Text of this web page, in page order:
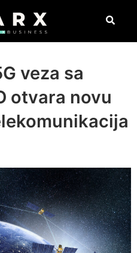
veza sa
otvara novu